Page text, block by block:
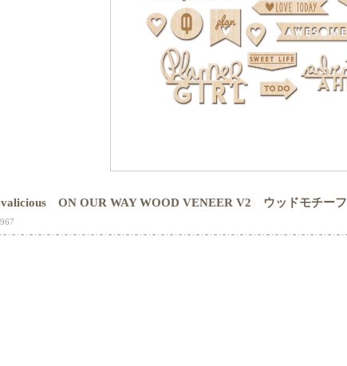
ON OUR WAY WOOD VENEER V2 ウッドモチーフ